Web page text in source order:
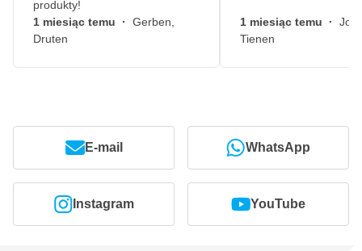
produkty!
1 miesiąc temu · Gerben,
Druten
1 miesiąc temu ·
Tienen
E-mail WhatsApp
Instagram YouTube